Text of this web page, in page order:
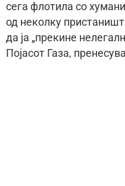
сега флотила со
од неколку
да ја „прекине
Појасот Газа,